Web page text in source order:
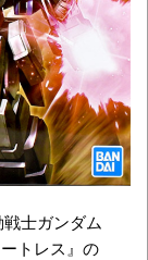
士ガンダム
トレス』の